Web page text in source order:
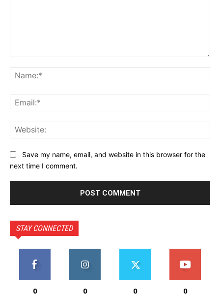
Save my name, email, and website in this browser for the
next time I comment.
STAY CONNECTED
0 0 0 0